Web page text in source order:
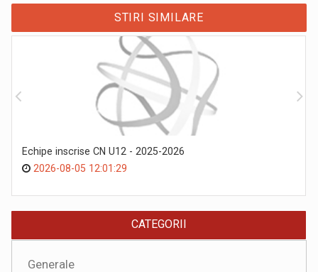
STIRI SIMILARE
Echipe inscrise CN U12 - 2025-2026
2026-08-05 12:01:29
CATEGORII
Generale